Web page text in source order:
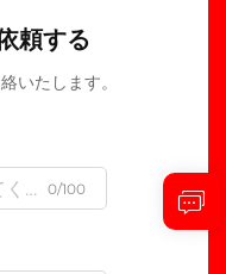
頼する
いたします。
0/100